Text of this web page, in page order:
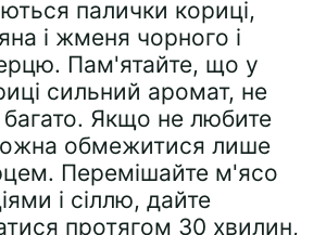
палички кориці,
і жменя чорного і
Пам'ятайте, що у
сильний аромат, не
багато. Якщо не любите
обмежитися лише
Перемішайте м'ясо
і сіллю, дайте
протягом 30 хвилин,